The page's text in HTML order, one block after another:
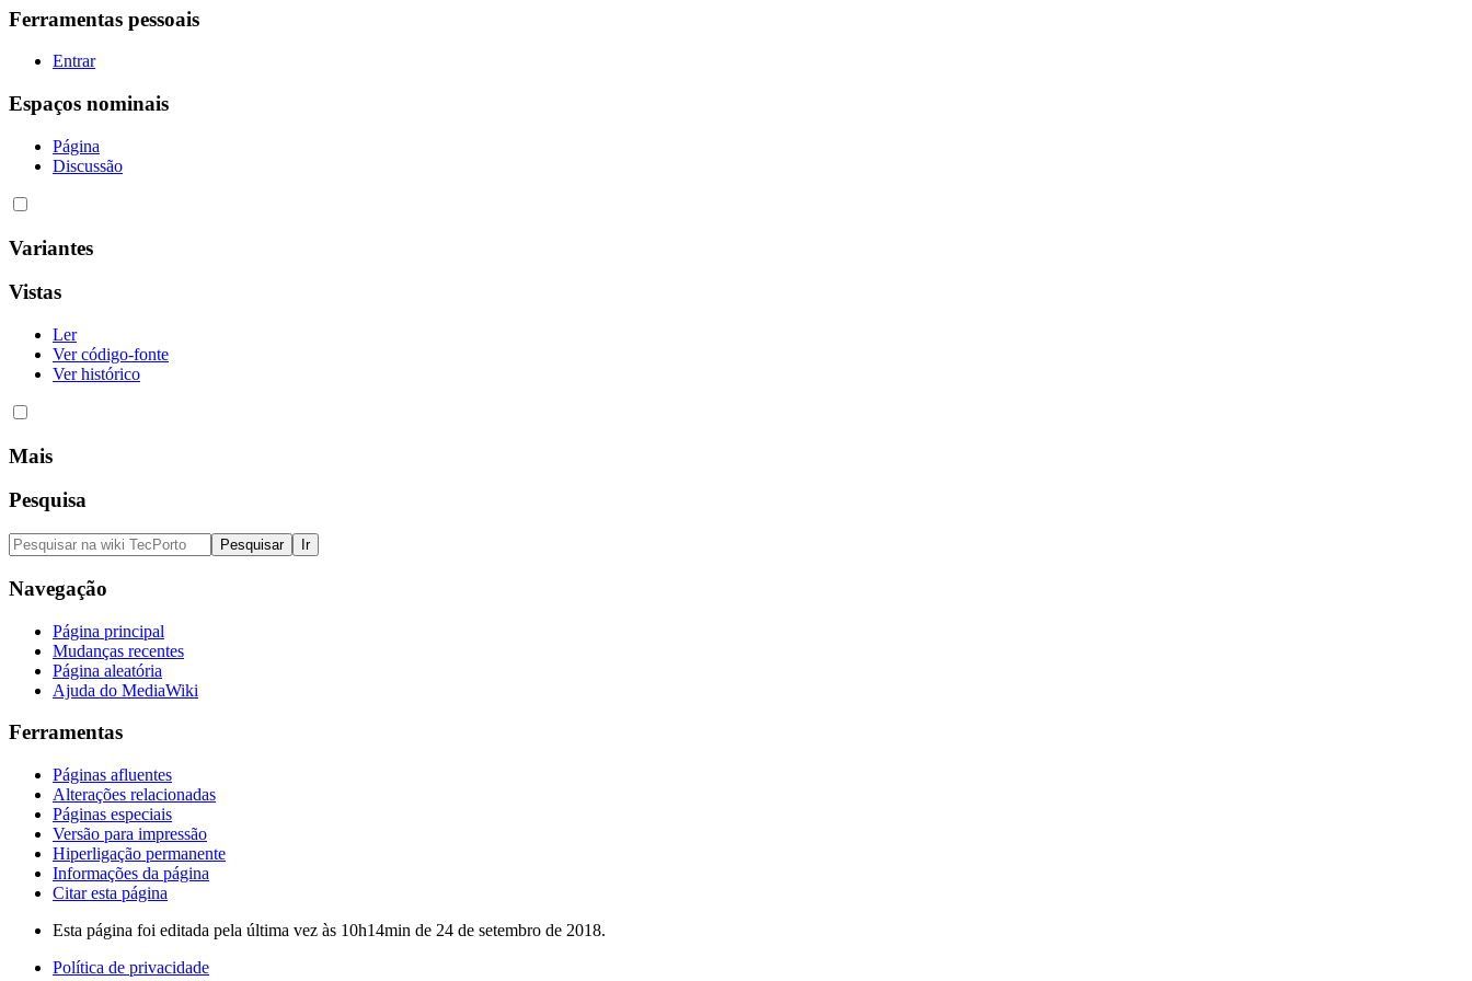
Ferramentas pessoais
Entrar
Espaços nominais
Página
Discussão
Variantes
Vistas
Ler
Ver código-fonte
Ver histórico
Mais
Pesquisa
Navegação
Página principal
Mudanças recentes
Página aleatória
Ajuda do MediaWiki
Ferramentas
Páginas afluentes
Alterações relacionadas
Páginas especiais
Versão para impressão
Hiperligação permanente
Informações da página
Citar esta página
Esta página foi editada pela última vez às 10h14min de 24 de setembro de 2018.
Política de privacidade